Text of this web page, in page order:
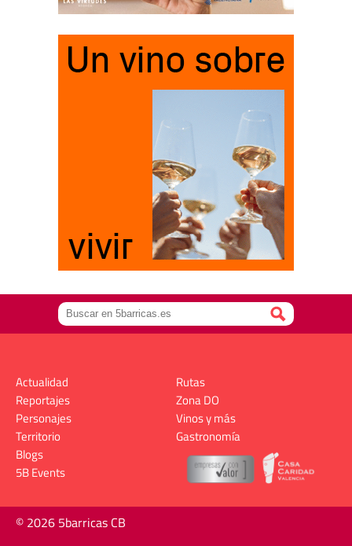
Actualidad
Reportajes
Personajes
Territorio
Rutas
Zona DO
Vinos y más
Gastronomía
Blogs
5B Events
© 2026 5barricas CB